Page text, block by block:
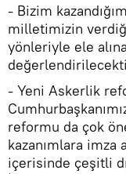
- Bizim
milletimizin
yönleriyle ele
- Yeni Askerlik
reformu da çok
kazanımlara imza
içerisinde çeşitli